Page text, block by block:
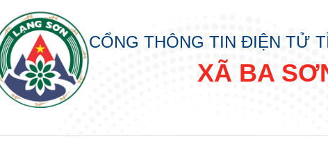
CỔNG THÔNG TIN ĐIỆN TỬ
XÃ BA